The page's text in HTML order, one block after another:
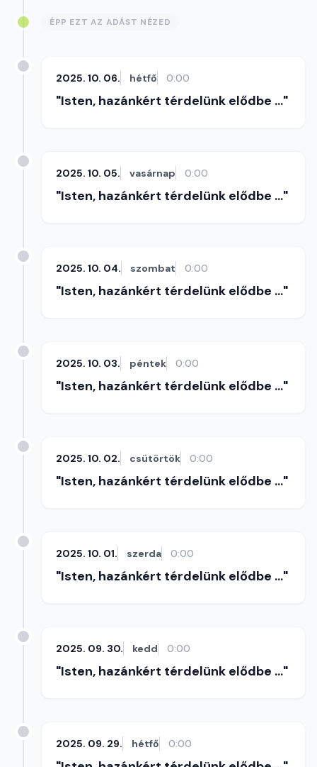
ÉPP EZT AZ ADÁST NÉZED
2025. 10. 06. hétfő 0:00
"Isten, hazánkért térdelünk elődbe ..."
2025. 10. 05. vasárnap 0:00
"Isten, hazánkért térdelünk elődbe ..."
2025. 10. 04. szombat 0:00
"Isten, hazánkért térdelünk elődbe ..."
2025. 10. 03. péntek 0:00
"Isten, hazánkért térdelünk elődbe ..."
2025. 10. 02. csütörtök 0:00
"Isten, hazánkért térdelünk elődbe ..."
2025. 10. 01. szerda 0:00
"Isten, hazánkért térdelünk elődbe ..."
2025. 09. 30. kedd 0:00
"Isten, hazánkért térdelünk elődbe ..."
2025. 09. 29. hétfő 0:00